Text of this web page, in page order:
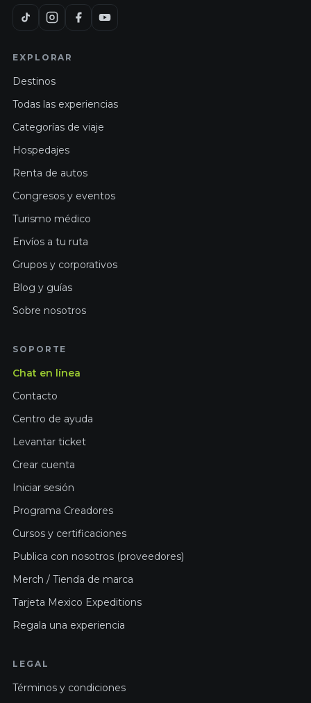
EXPLORAR
Destinos
Todas las experiencias
Categorías de viaje
Hospedajes
Renta de autos
Congresos y eventos
Turismo médico
Envíos a tu ruta
Grupos y corporativos
Blog y guías
Sobre nosotros
SOPORTE
Chat en línea
Contacto
Centro de ayuda
Levantar ticket
Crear cuenta
Iniciar sesión
Programa Creadores
Cursos y certificaciones
Publica con nosotros (proveedores)
Merch / Tienda de marca
Tarjeta Mexico Expeditions
Regala una experiencia
LEGAL
Términos y condiciones